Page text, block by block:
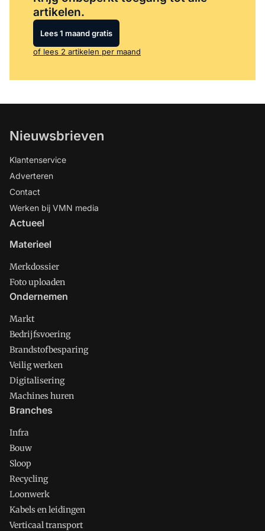
artikelen.
Lees 1 maand gratis
of lees 2 artikelen per maand
Nieuwsbrieven
Klantenservice
Adverteren
Contact
Werken bij VMN media
Actueel
Materieel
Merkdossier
Foto uploaden
Ondernemen
Markt
Bedrijfsvoering
Brandstofbesparing
Veilig werken
Digitalisering
Machines huren
Branches
Infra
Bouw
Sloop
Recycling
Loonwerk
Kabels en leidingen
Verticaal transport